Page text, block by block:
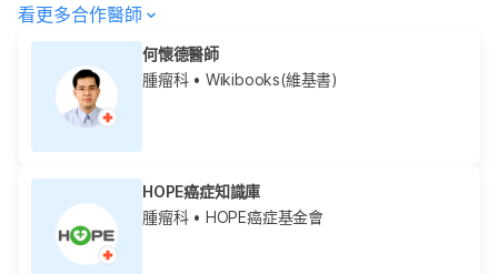
看更多合作醫師
何懷德醫師
腫瘤科• Wikibooks(維基書)
HOPE癌症知識庫
腫瘤科• HOPE癌症基金會